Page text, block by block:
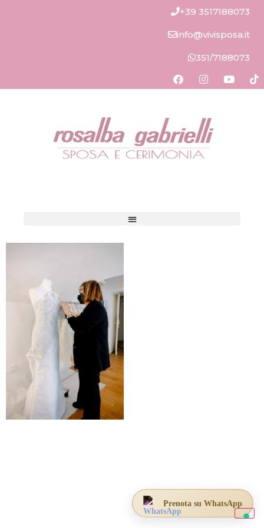
+39 3517188073
info@vivisposa.it
351/7188073
Prenota su WhatsApp